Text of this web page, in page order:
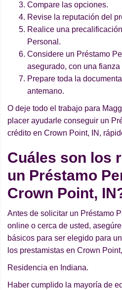
Compare las opciones.
Revise la reputación del
Realice una
Personal.
Considere un Préstamo
asegurado, con una fianza
Prepare toda la
antemano.
O deje todo el trabajo para
placer ayudarle conseguir un
crédito en Crown Point, IN,
Cuáles son los
un Préstamo
Crown Point,
Antes de solicitar un Préstamo
online o cerca de usted,
básicos para ser elegido para
los prestamistas en Crown
Residencia en Indiana.
Haber cumplido la mayoría de